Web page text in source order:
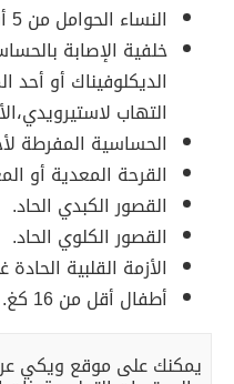
النساء الحوامل من 5 أشهر فما فوق.
خلفية الإصابة
الديكلوفيناك أو أحد
التهاب
الحساسية المفرطة
القرحة المعدية أو
القصور الكبدي الحاد.
القصور الكلوي الحاد.
الأزمة القلبية
أطفال أقل من 16 كغ.
يمكنك على موقع ويكي